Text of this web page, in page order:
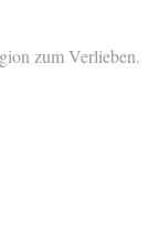
zum Verlieben.